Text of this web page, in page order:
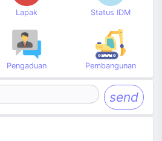
Lapak Status IDM
Pengaduan Pembangunan
send